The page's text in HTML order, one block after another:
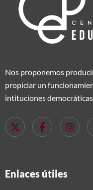
Nos proponemos
propiciar un
intituciones democráticas
Enlaces útiles